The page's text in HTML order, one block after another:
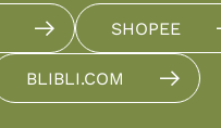
SHOPEE
BLIBLI.COM